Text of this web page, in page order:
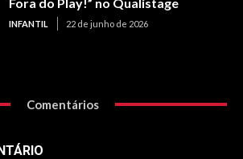
INFANTIL 22 de junho de 2026
Comentários